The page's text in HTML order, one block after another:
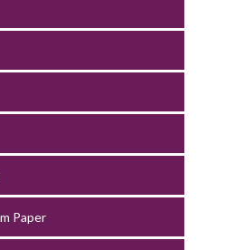
Paper